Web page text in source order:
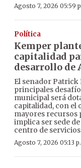
Agosto 7, 2026 05:59
Política
Kemper
capitalidad
desarrollo de
El senador Patrick
principales
municipal será
capitalidad, con el
mayores recursos
implica ser sede
centro de
Agosto 7, 2026 05:13